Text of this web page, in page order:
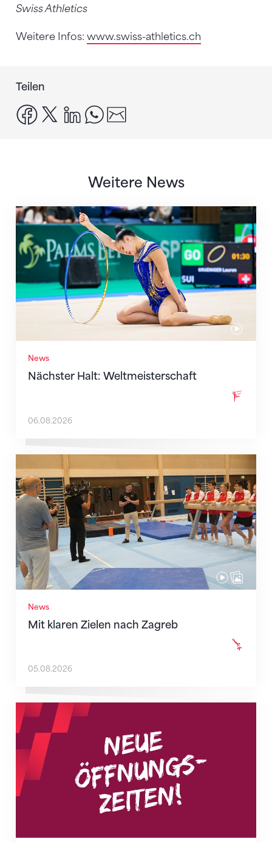
Swiss Athletics
Weitere Infos: www.swiss-athletics.ch
Teilen
facebook
x linkedinwhatsapp
Weitere News
News
Nächster Halt: Weltmeisterschaft
Nächster Halt: Weltmeisterschaft
06.08.2026
News
Mit klaren Zielen nach Zagreb
Mit klaren Zielen nach Zagreb
05.08.2026
Neue Empfangszeiten ab 1. August 2026